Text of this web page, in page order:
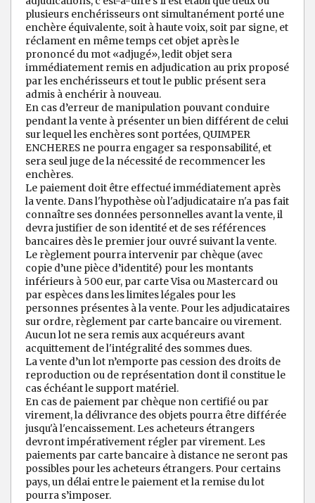
plusieurs enchérisseurs ont simultanément porté une
enchère équivalente, soit à haute voix, soit par signe, et
réclament en même temps cet objet après le
prononcé du mot «adjugé», ledit objet sera
immédiatement remis en adjudication au prix proposé
par les enchérisseurs et tout le public présent sera
admis à enchérir à nouveau.
En cas d’erreur de manipulation pouvant conduire
pendant la vente à présenter un bien différent de celui
sur lequel les enchères sont portées, QUIMPER
ENCHERES ne pourra engager sa responsabilité, et
sera seul juge de la nécessité de recommencer les
enchères.
Le paiement doit être effectué immédiatement après
la vente. Dans l'hypothèse où l'adjudicataire n'a pas fait
connaître ses données personnelles avant la vente, il
devra justifier de son identité et de ses références
bancaires dès le premier jour ouvré suivant la vente.
Le règlement pourra intervenir par chèque (avec
copie d’une pièce d’identité) pour les montants
inférieurs à 500 eur, par carte Visa ou Mastercard ou
par espèces dans les limites légales pour les
personnes présentes à la vente. Pour les adjudicataires
sur ordre, règlement par carte bancaire ou virement.
Aucun lot ne sera remis aux acquéreurs avant
acquittement de l'intégralité des sommes dues.
La vente d’un lot n’emporte pas cession des droits de
reproduction ou de représentation dont il constitue le
cas échéant le support matériel.
En cas de paiement par chèque non certifié ou par
virement, la délivrance des objets pourra être différée
jusqu'à l'encaissement. Les acheteurs étrangers
devront impérativement régler par virement. Les
paiements par carte bancaire à distance ne seront pas
possibles pour les acheteurs étrangers. Pour certains
pays, un délai entre le paiement et la remise du lot
pourra s’imposer.